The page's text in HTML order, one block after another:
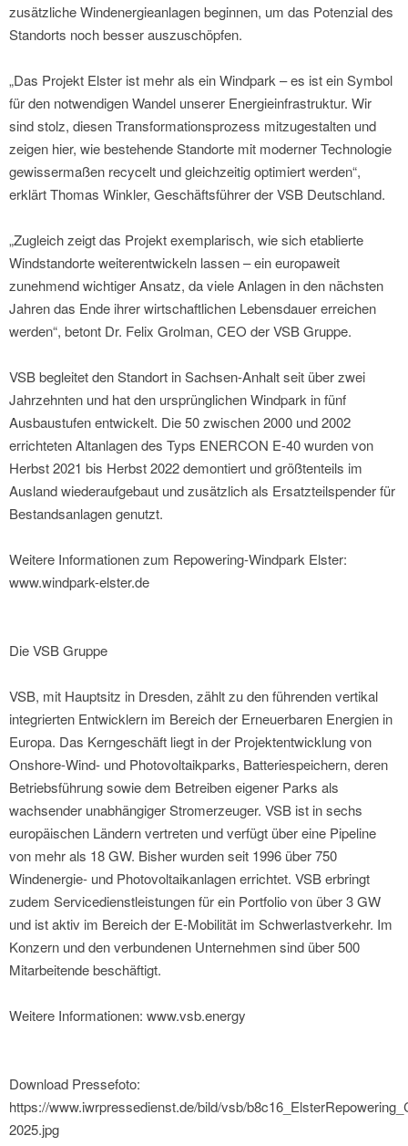
zusätzliche Windenergieanlagen beginnen, um das Potenzial des
Standorts noch besser auszuschöpfen.
„Das Projekt Elster ist mehr als ein Windpark – es ist ein Symbol
für den notwendigen Wandel unserer Energieinfrastruktur. Wir
sind stolz, diesen Transformationsprozess mitzugestalten und
zeigen hier, wie bestehende Standorte mit moderner Technologie
gewissermaßen recycelt und gleichzeitig optimiert werden“,
erklärt Thomas Winkler, Geschäftsführer der VSB Deutschland.
„Zugleich zeigt das Projekt exemplarisch, wie sich etablierte
Windstandorte weiterentwickeln lassen – ein europaweit
zunehmend wichtiger Ansatz, da viele Anlagen in den nächsten
Jahren das Ende ihrer wirtschaftlichen Lebensdauer erreichen
werden“, betont Dr. Felix Grolman, CEO der VSB Gruppe.
VSB begleitet den Standort in Sachsen-Anhalt seit über zwei
Jahrzehnten und hat den ursprünglichen Windpark in fünf
Ausbaustufen entwickelt. Die 50 zwischen 2000 und 2002
errichteten Altanlagen des Typs ENERCON E-40 wurden von
Herbst 2021 bis Herbst 2022 demontiert und größtenteils im
Ausland wiederaufgebaut und zusätzlich als Ersatzteilspender für
Bestandsanlagen genutzt.
Weitere Informationen zum Repowering-Windpark Elster:
www.windpark-elster.de
Die VSB Gruppe
VSB, mit Hauptsitz in Dresden, zählt zu den führenden vertikal
integrierten Entwicklern im Bereich der Erneuerbaren Energien in
Europa. Das Kerngeschäft liegt in der Projektentwicklung von
Onshore-Wind- und Photovoltaikparks, Batteriespeichern, deren
Betriebsführung sowie dem Betreiben eigener Parks als
wachsender unabhängiger Stromerzeuger. VSB ist in sechs
europäischen Ländern vertreten und verfügt über eine Pipeline
von mehr als 18 GW. Bisher wurden seit 1996 über 750
Windenergie- und Photovoltaikanlagen errichtet. VSB erbringt
zudem Servicedienstleistungen für ein Portfolio von über 3 GW
und ist aktiv im Bereich der E-Mobilität im Schwerlastverkehr. Im
Konzern und den verbundenen Unternehmen sind über 500
Mitarbeitende beschäftigt.
Weitere Informationen: www.vsb.energy
Download Pressefoto:
https://www.iwrpressedienst.de/bild/vsb/
2025.jpg